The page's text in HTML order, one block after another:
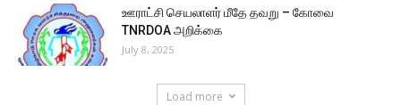
ஊராட்சி செயலாளர் மீதே தவறு – கோவை
TNRDOA அறிக்கை
July 8, 2025
Load more